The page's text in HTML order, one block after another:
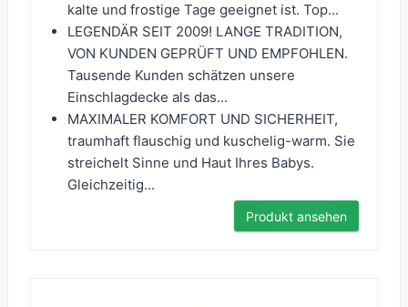
kalte und frostige Tage geeignet ist. Top...
LEGENDÄR SEIT 2009! LANGE TRADITION,
VON KUNDEN GEPRÜFT UND EMPFOHLEN.
Tausende Kunden schätzen unsere
Einschlagdecke als das...
MAXIMALER KOMFORT UND SICHERHEIT,
traumhaft flauschig und kuschelig-warm. Sie
streichelt Sinne und Haut Ihres Babys.
Gleichzeitig...
Produkt ansehen